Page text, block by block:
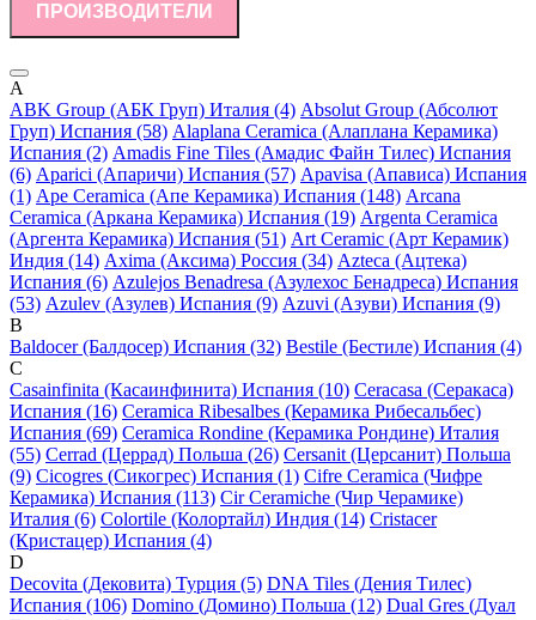
ПРОИЗВОДИТЕЛИ
A
ABK Group (АБК Груп) Италия (4) Absolut Group (Абсолют
Груп) Испания (58) Alaplana Ceramica (Алаплана Керамика)
Испания (2) Amadis Fine Tiles (Амадис Файн Тилес) Испания
(6) Aparici (Апаричи) Испания (57) Apavisa (Апависа) Испания
(1) Ape Ceramica (Апе Керамика) Испания (148) Arcana
Ceramica (Аркана Керамика) Испания (19) Argenta Ceramica
(Аргента Керамика) Испания (51) Art Ceramic (Арт Керамик)
Индия (14) Axima (Аксима) Россия (34) Azteca (Ацтека)
Испания (6) Azulejos Benadresa (Азулехос Бенадреса) Испания
(53) Azulev (Азулев) Испания (9) Azuvi (Азуви) Испания (9)
B
Baldocer (Балдосер) Испания (32) Bestile (Бестиле) Испания (4)
C
Casainfinita (Касаинфинита) Испания (10) Ceracasa (Серакаса)
Испания (16) Ceramica Ribesalbes (Керамика Рибесальбес)
Испания (69) Ceramica Rondine (Керамика Рондине) Италия
(55) Cerrad (Церрад) Польша (26) Cersanit (Церсанит) Польша
(9) Cicogres (Сикогрес) Испания (1) Cifre Ceramica (Чифре
Керамика) Испания (113) Cir Ceramiche (Чир Черамике)
Италия (6) Colortile (Колортайл) Индия (14) Cristacer
(Кристацер) Испания (4)
D
Decovita (Дековита) Турция (5) DNA Tiles (Дения Тилес)
Испания (106) Domino (Домино) Польша (12) Dual Gres (Дуал